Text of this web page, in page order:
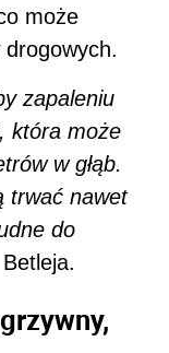
może
zapaleniu
która może
w głąb.
trwać nawet
do